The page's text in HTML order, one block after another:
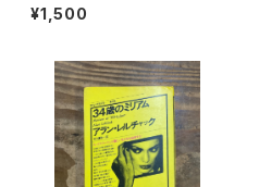
¥1,500